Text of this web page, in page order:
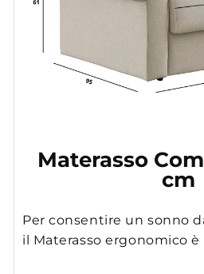
Materasso
cm
Per consentire un sonno
il Materasso ergonomico è